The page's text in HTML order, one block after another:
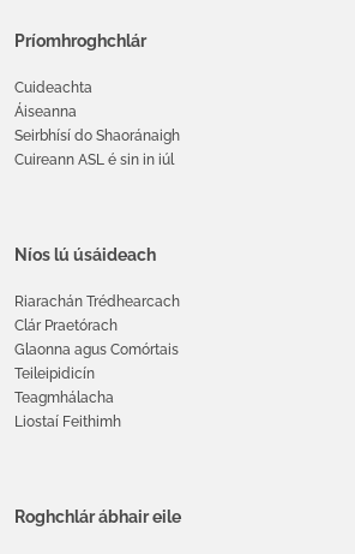
Príomhroghchlár
Cuideachta
Áiseanna
Seirbhísí do Shaoránaigh
Cuireann ASL é sin in iúl
Níos lú úsáideach
Riarachán Trédhearcach
Clár Praetórach
Glaonna agus Comórtais
Teileipidicín
Teagmhálacha
Liostaí Feithimh
Roghchlár ábhair eile